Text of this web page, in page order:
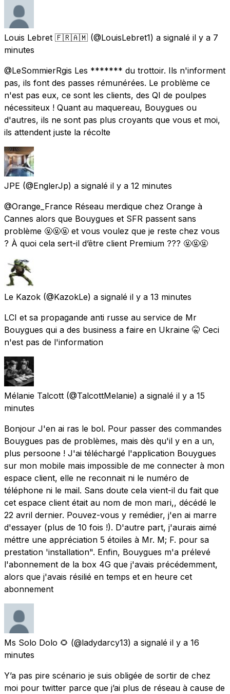
Louis Lebret 🇫🇷🇦🇲 (@LouisLebret1) a signalé il y a 7
minutes
@LeSommierRgis Les ******* du trottoir. Ils n'informent
pas, ils font des passes rémunérées. Le problème ce
n'est pas eux, ce sont les clients, des QI de poulpes
nécessiteux ! Quant au maquereau, Bouygues ou
d'autres, ils ne sont pas plus croyants que vous et moi,
ils attendent juste la récolte
JPE (@EnglerJp) a signalé il y a 12 minutes
@Orange_France Réseau merdique chez Orange à
Cannes alors que Bouygues et SFR passent sans
problème 🤬🤬🤬 et vous voulez que je reste chez vous
? À quoi cela sert-il d’être client Premium ??? 🤬🤬🤬
Le Kazok (@KazokLe) a signalé il y a 13 minutes
LCI et sa propagande anti russe au service de Mr
Bouygues qui a des business a faire en Ukraine 🤫 Ceci
n'est pas de l'information
Mélanie Talcott (@TalcottMelanie) a signalé il y a 15
minutes
Bonjour J'en ai ras le bol. Pour passer des commandes
Bouygues pas de problèmes, mais dès qu'il y en a un,
plus persoone ! J'ai téléchargé l'application Bouygues
sur mon mobile mais impossible de me connecter à mon
espace client, elle ne reconnait ni le numéro de
téléphone ni le mail. Sans doute cela vient-il du fait que
cet espace client était au nom de mon mari,, décédé le
22 avril dernier. Pouvez-vous y remédier, j'en ai marre
d'essayer (plus de 10 fois !). D'autre part, j'aurais aimé
méttre une appréciation 5 étoiles à Mr. M; F. pour sa
prestation 'installation". Enfin, Bouygues m'a prélevé
l'abonnement de la box 4G que j'avais précédemment,
alors que j'avais résilié en temps et en heure cet
abonnement
Ms Solo Dolo 🌻 (@ladydarcy13) a signalé il y a 16
minutes
Y’a pas pire scénario je suis obligée de sortir de chez
moi pour twitter parce que j’ai plus de réseau à cause de